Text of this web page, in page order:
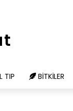
TIP BITKILER